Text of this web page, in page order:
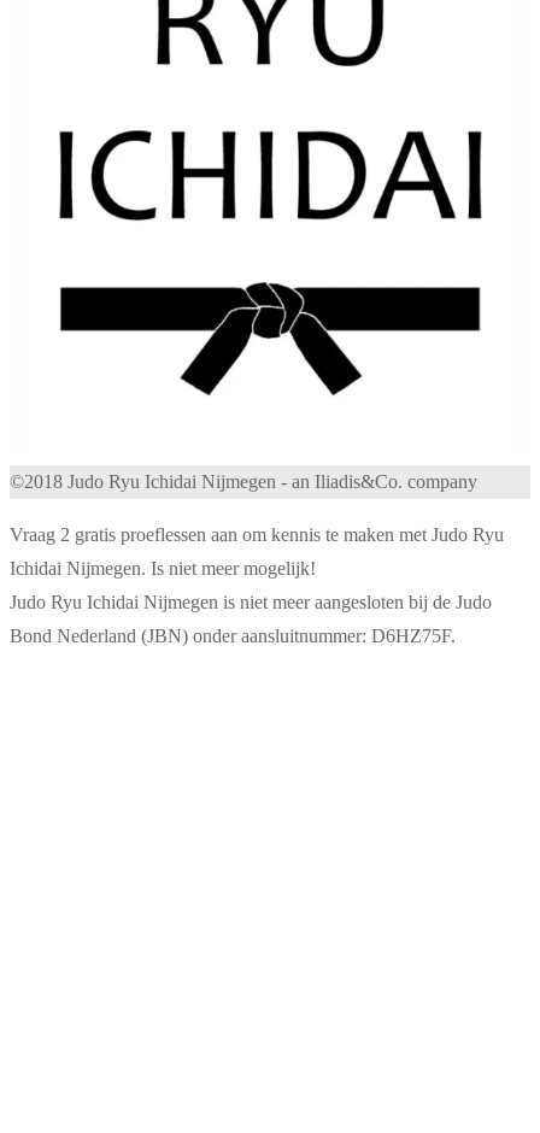
©2018 Judo Ryu Ichidai Nijmegen - an Iliadis&Co. company
Vraag 2 gratis proeflessen aan om kennis te maken met Judo Ryu
Ichidai Nijmegen. Is niet meer mogelijk!
Judo Ryu Ichidai Nijmegen is niet meer aangesloten bij de Judo
Bond Nederland (JBN) onder aansluitnummer: D6HZ75F.